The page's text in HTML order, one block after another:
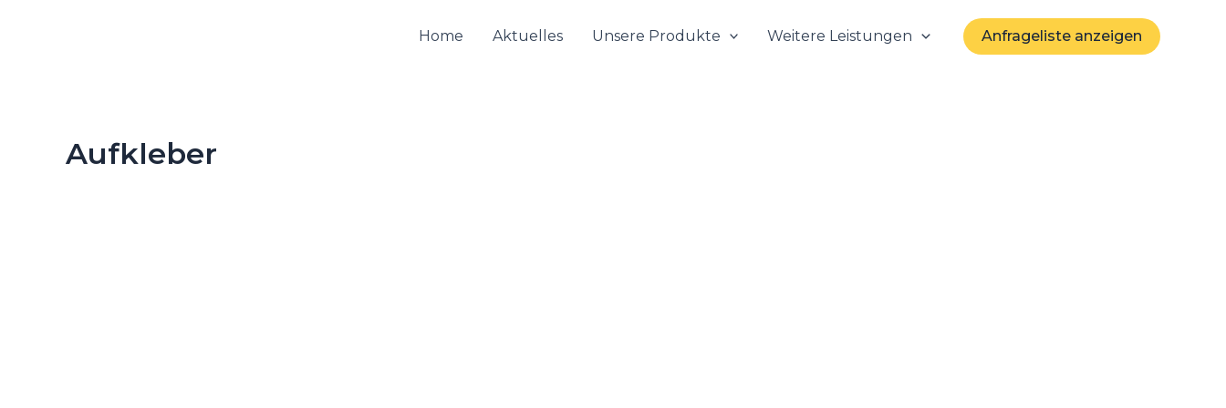
Home Aktuelles Unsere Produkte Weitere Leistungen Anfrageliste anzeigen
Aufkleber